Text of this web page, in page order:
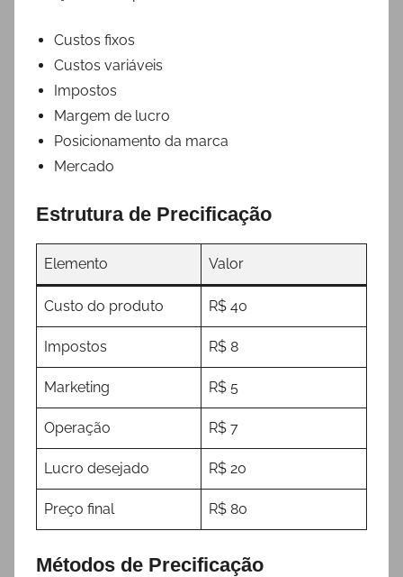
Custos fixos
Custos variáveis
Impostos
Margem de lucro
Posicionamento da marca
Mercado
Estrutura de Precificação
Elemento Valor
Custo do produto R$ 40
Impostos R$ 8
Marketing R$ 5
Operação R$ 7
Lucro desejado R$ 20
Preço final R$ 80
Métodos de Precificação